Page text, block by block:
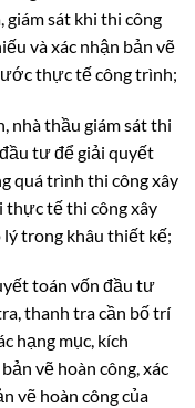
giám sát khi thi công
và xác nhận bản vẽ
thực tế công trình;
nhà thầu giám sát thi
tư để giải quyết
quá trình thi công xây
tế thi công xây
trong khâu thiết kế;
toán vốn đầu tư
thanh tra cần bố trí
hạng mục, kích
vẽ hoàn công, xác
vẽ hoàn công của